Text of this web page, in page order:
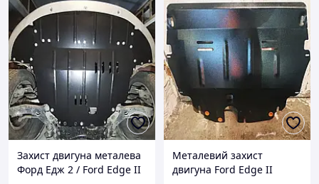
Захист двигуна металева
Форд Едж 2 / Ford Edge II
Металевий захист
двигуна Ford Edge II